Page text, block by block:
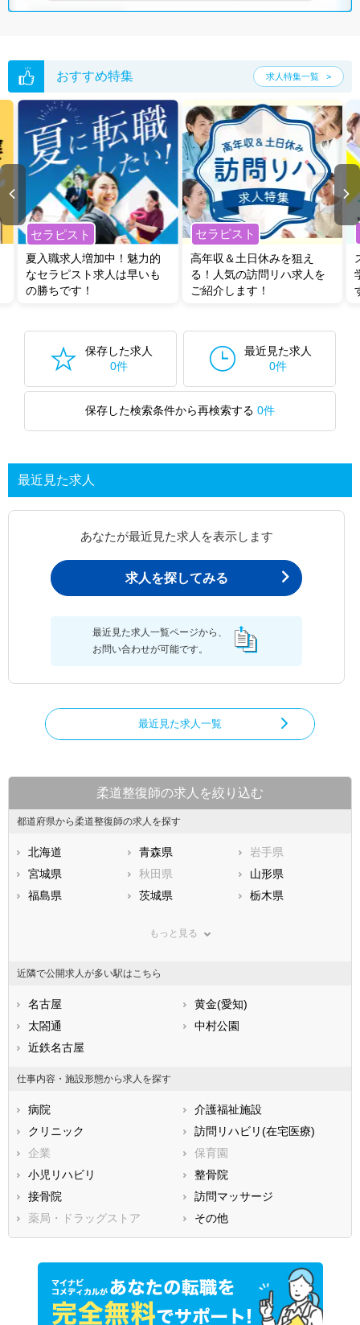
おすすめ特集 求人特集一覧
セラピスト
夏入職求人増加中！魅力的
なセラピスト求人は早いも
の勝ちです！
セラピスト
高年収＆土日休みを狙え
る！人気の訪問リハ求人を
ご紹介します！
保存した求人
0件
最近見た求人
0件
保存した検索条件から再検索する 0件
最近見た求人
あなたが最近見た求人を表示します
求人を探してみる
最近見た求人一覧ページから、
お問い合わせが可能です。
最近見た求人一覧
柔道整復師の求人を絞り込む
都道府県から柔道整復師の求人を探す
北海道 青森県
岩手県
宮城県
秋田県
山形県
福島県
茨城県
栃木県
神奈川県
石川県
福井県
静岡県
滋賀県
兵庫県
香川県
高知県
福岡県
長崎県
熊本県
鹿児島県
もっと見る
近隣で公開求人が多い駅はこちら
名古屋
黄金(愛知)
太閤通
中村公園
近鉄名古屋
仕事内容・施設形態から求人を探す
病院
介護福祉施設
クリニック
訪問リハビリ(在宅医療)
企業
保育園
小児リハビリ
整骨院
接骨院
訪問マッサージ
薬局・ドラッグストア
その他